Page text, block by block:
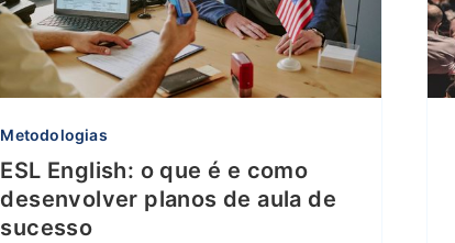
Metodologias
ESL English: o que é e como
desenvolver planos de aula de
sucesso